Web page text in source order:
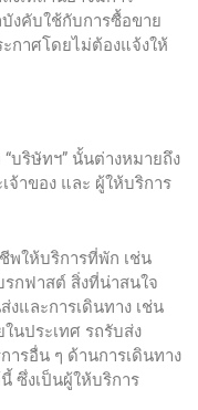
งคับใช้กับการซื้อขาย
าศโดยไม่ต้องแจ้งให้
“บริษัทฯ” นั้นต่างหมายถึง
จ้าของ และ ผู้ให้บริการ
พให้บริการที่พัก เช่น
รกฟาสต์ สิ่งที่น่าสนใจ
งและการเดินทาง เช่น
นประเทศ รถรับส่ง
รอื่น ๆ ด้านการเดินทาง
ซึ่งเป็นผู้ให้บริการ